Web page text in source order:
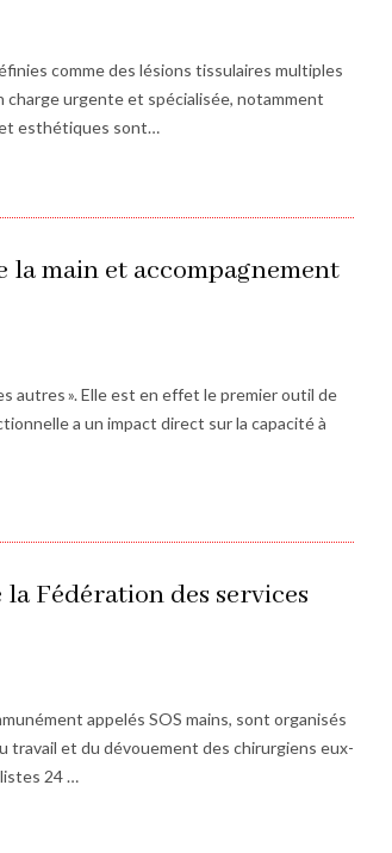
comme des lésions tissulaires multiples
charge urgente et spécialisée, notamment
esthétiques sont…
la main et accompagnement
autres ». Elle est en effet le premier outil de
a un impact direct sur la capacité à
Fédération des services
appelés SOS mains, sont organisés
travail et du dévouement des chirurgiens eux-
24 …